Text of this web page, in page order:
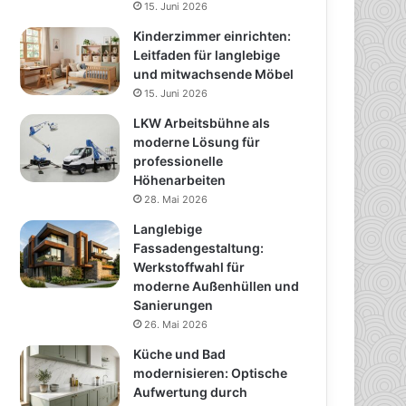
15. Juni 2026
Kinderzimmer einrichten:
Leitfaden für langlebige
und mitwachsende Möbel
15. Juni 2026
LKW Arbeitsbühne als
moderne Lösung für
professionelle
Höhenarbeiten
28. Mai 2026
Langlebige
Fassadengestaltung:
Werkstoffwahl für
moderne Außenhüllen und
Sanierungen
26. Mai 2026
Küche und Bad
modernisieren: Optische
Aufwertung durch